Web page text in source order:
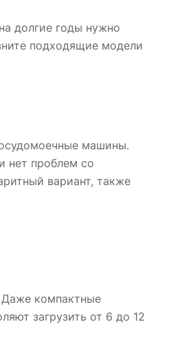
долгие годы нужно
подходящие модели
машины.
нет проблем со
вариант, также
Даже компактные
загрузить от 6 до 12